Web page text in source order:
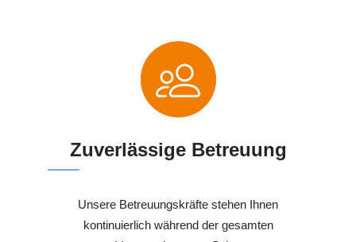
Zuverlässige Betreuung
Unsere Betreuungskräfte stehen Ihnen
kontinuierlich während der gesamten